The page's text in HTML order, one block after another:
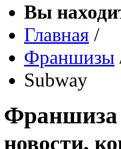
Вы
Главная /
Франшизы
Subway
Франшиза
новости,